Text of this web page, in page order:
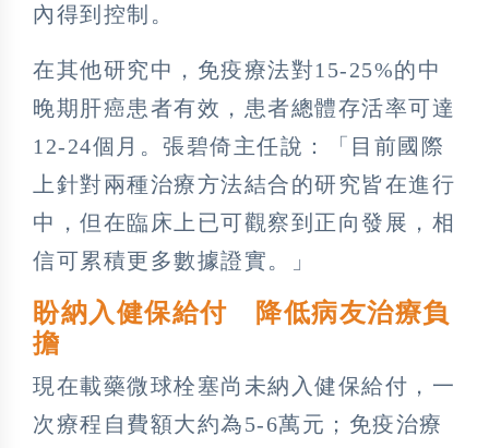
內得到控制。
在其他研究中，免疫療法對15-25%的中
晚期肝癌患者有效，患者總體存活率可達
12-24個月。張碧倚主任說：「目前國際
上針對兩種治療方法結合的研究皆在進行
中，但在臨床上已可觀察到正向發展，相
信可累積更多數據證實。」
盼納入健保給付 降低病友治療負
擔
現在載藥微球栓塞尚未納入健保給付，一
次療程自費額大約為5-6萬元；免疫治療